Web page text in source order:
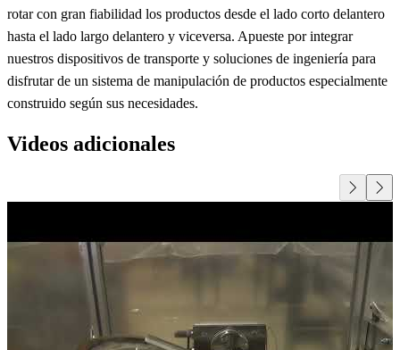
rotar con gran fiabilidad los productos desde el lado corto delantero
hasta el lado largo delantero y viceversa. Apueste por integrar
nuestros dispositivos de transporte y soluciones de ingeniería para
disfrutar de un sistema de manipulación de productos especialmente
construido según sus necesidades.
Videos adicionales